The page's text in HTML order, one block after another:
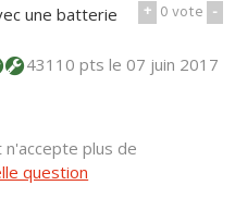
+ 0vote -
une batterie
43110 ptsle 07 juin 2017
plus de
question